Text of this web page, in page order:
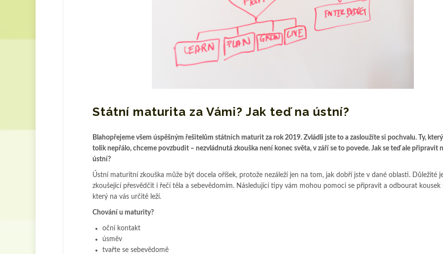
Státní maturita za Vámi? Jak teď na ústní?
Blahopřejeme všem úspěšným řešitelům státních maturit za rok 2019. Zvládli jste to a zasloužíte si pochvalu. Ty,
tolik nepřálo, chceme povzbudit – nezvládnutá zkouška není konec světa, v září se to povede. Jak se teď ale připravit
ústní?
Ústní maturitní zkouška může být docela oříšek, protože nezáleží jen na tom, jak dobří jste v dané oblasti. Důležité
zkoušející přesvědčit i řečí těla a sebevědomím. Následující tipy vám mohou pomoci se připravit a odbourat kousek
který na vás určitě leží.
Chování u maturity?
oční kontakt
úsměv
tvařte se sebevědomě